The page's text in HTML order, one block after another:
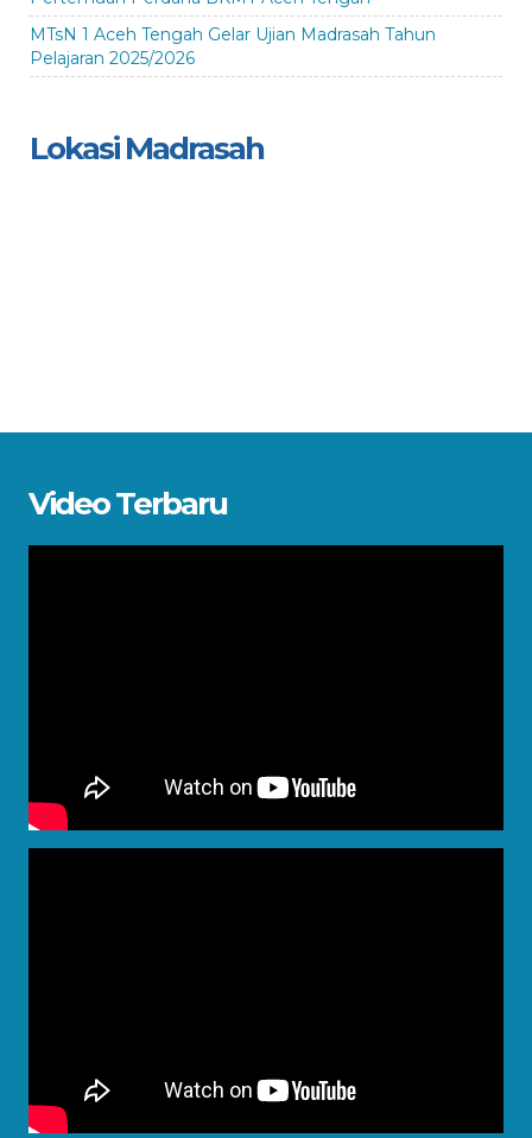
MTsN 1 Aceh Tengah Gelar Ujian Madrasah Tahun
Pelajaran 2025/2026
Lokasi Madrasah
Video Terbaru